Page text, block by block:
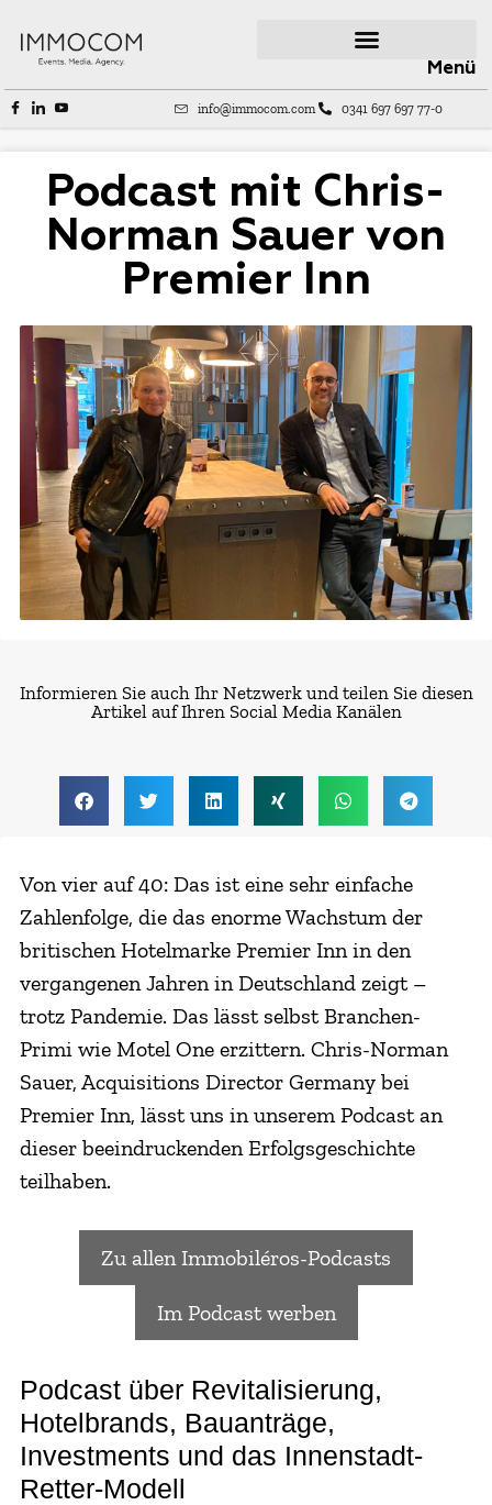
Menü
info@immocom.com 0341 697 697 77-0
Podcast mit Chris-
Norman Sauer von
Premier Inn
Informieren Sie auch Ihr Netzwerk und teilen Sie diesen
Artikel auf Ihren Social Media Kanälen
Von vier auf 40: Das ist eine sehr einfache
Zahlenfolge, die das enorme Wachstum der
britischen Hotelmarke Premier Inn in den
vergangenen Jahren in Deutschland zeigt –
trotz Pandemie. Das lässt selbst Branchen-
Primi wie Motel One erzittern. Chris-Norman
Sauer, Acquisitions Director Germany bei
Premier Inn, lässt uns in unserem Podcast an
dieser beeindruckenden Erfolgsgeschichte
teilhaben.
Zu allen Immobiléros-Podcasts
Im Podcast werben
Podcast über Revitalisierung,
Hotelbrands, Bauanträge,
Investments und das Innenstadt-
Retter-Modell